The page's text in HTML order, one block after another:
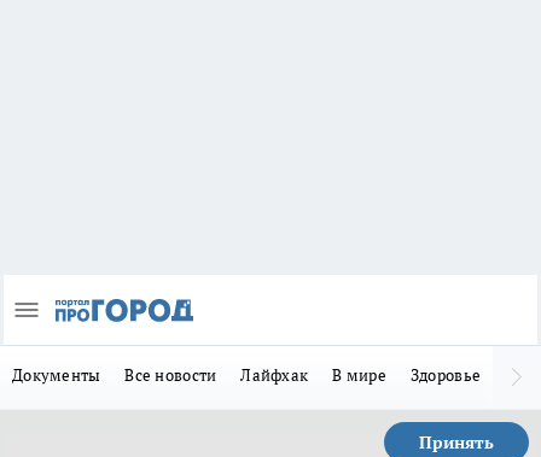
Документы Все новости Лайфхак В мире Здоровье
Принять